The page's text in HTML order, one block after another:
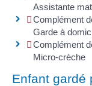
Assistante
Complément
Garde à
Complément
Micro-crèche
Enfant gardé